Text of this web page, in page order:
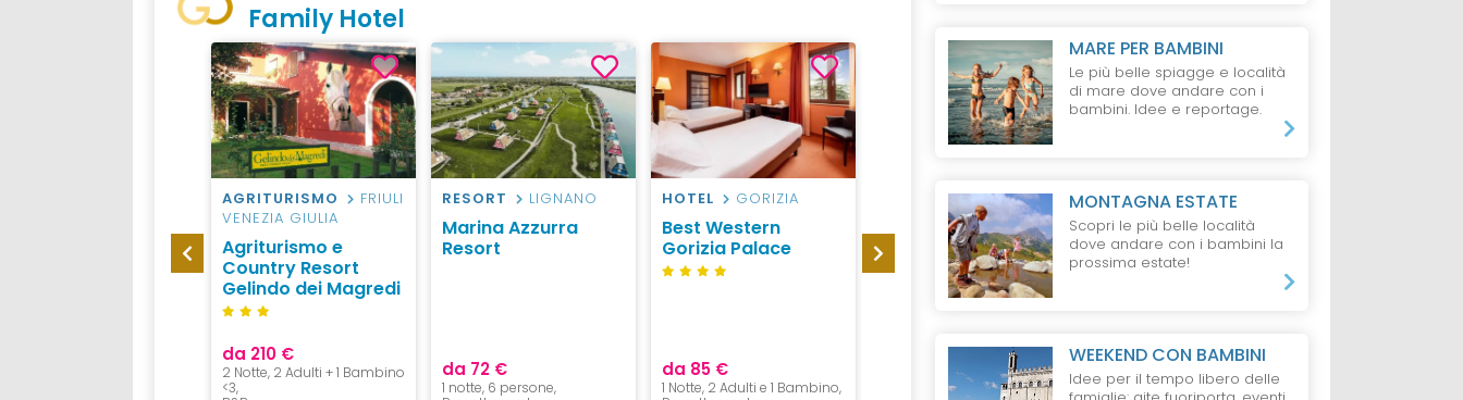
Family Hotel
AGRITURISMO
FRIULI
VENEZIA GIULIA
Agriturismo e
Country Resort
Gelindo dei Magredi
da 210 €
2 Notte, 2 Adulti + 1 Bambino
<3,
RESORT LIGNANO
Marina Azzurra
Resort
da 72 €
1 notte, 6 persone,
HOTEL GORIZIA
Best Western
Gorizia Palace
da 85 €
1 Notte, 2 Adulti e 1 Bambino,
CASA VACANZE
LIGNANO
Appartamenti
Bibione e Lignano
Europa Tourist
1 Notte, 4 persone,
RESORT LIGNANO
Green Village Eco
Resort
da 86 €
1 Notte, 3 persone,
MARE PER BAMBINI
Le più belle spiagge e località
di mare dove andare con i
bambini. Idee e reportage.
MONTAGNA ESTATE
Scopri le più belle località
dove andare con i bambini la
prossima estate!
WEEKEND CON BAMBINI
Idee per il tempo libero delle